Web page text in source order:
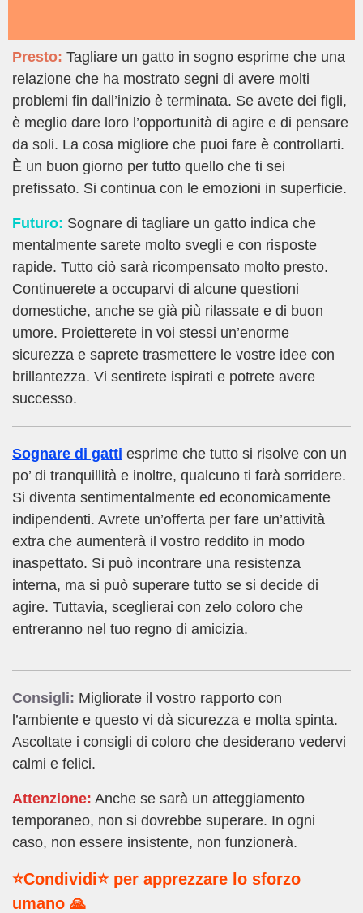
Presto: Tagliare un gatto in sogno esprime che una
relazione che ha mostrato segni di avere molti
problemi fin dall’inizio è terminata. Se avete dei figli,
è meglio dare loro l’opportunità di agire e di pensare
da soli. La cosa migliore che puoi fare è controllarti.
È un buon giorno per tutto quello che ti sei
prefissato. Si continua con le emozioni in superficie.
Futuro: Sognare di tagliare un gatto indica che
mentalmente sarete molto svegli e con risposte
rapide. Tutto ciò sarà ricompensato molto presto.
Continuerete a occuparvi di alcune questioni
domestiche, anche se già più rilassate e di buon
umore. Proietterete in voi stessi un’enorme
sicurezza e saprete trasmettere le vostre idee con
brillantezza. Vi sentirete ispirati e potrete avere
successo.
Sognare di gatti esprime che tutto si risolve con un
po’ di tranquillità e inoltre, qualcuno ti farà sorridere.
Si diventa sentimentalmente ed economicamente
indipendenti. Avrete un’offerta per fare un’attività
extra che aumenterà il vostro reddito in modo
inaspettato. Si può incontrare una resistenza
interna, ma si può superare tutto se si decide di
agire. Tuttavia, sceglierai con zelo coloro che
entreranno nel tuo regno di amicizia.
Consigli: Migliorate il vostro rapporto con
l’ambiente e questo vi dà sicurezza e molta spinta.
Ascoltate i consigli di coloro che desiderano vedervi
calmi e felici.
Attenzione: Anche se sarà un atteggiamento
temporaneo, non si dovrebbe superare. In ogni
caso, non essere insistente, non funzionerà.
⭐Condividi⭐ per apprezzare lo sforzo
umano 🙏